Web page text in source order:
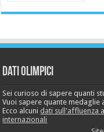
Dati Olimpici
Sei curioso di sapere quanti
Vuoi sapere quante
Ecco alcuni dati sull'affluenza
internazionali